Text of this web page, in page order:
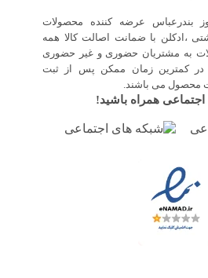
بندرعباس عرضه کننده محصولات
،ادکلن با ضمانت اصالت کالا همه
به مشتریان حضوری و غیر حضوری
کمترین زمان ممکن پس از ثبت
محصول می باشند.
همراه باشید!